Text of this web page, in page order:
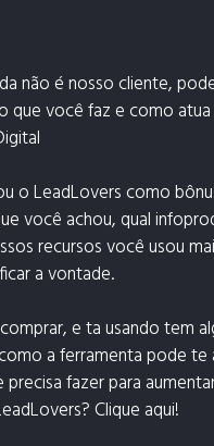
não é nosso cliente,
que você faz e como
o LeadLovers como
você achou, qual
recursos você usou
a vontade.
e ta usando tem
a ferramenta pode te
fazer para
Clique aqui!